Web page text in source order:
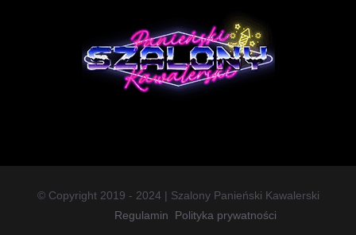
© Copyright 2019 - 2024 | Szalony Panieński Kawalerski
Regulamin
Polityka prywatności